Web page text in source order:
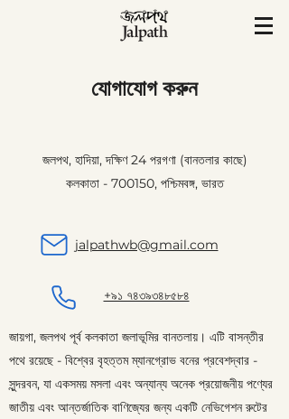
যোগাযোগ করুন
জলপথ, হাদিয়া, দক্ষিণ 24 পরগণা (বানতলার কাছে)
কলকাতা - 700150, পশ্চিমবঙ্গ, ভারত
jalpathwb@gmail.com
+৯১ ৭৪৩৯৩৪৮৫৮৪
জায়গা, জলপথ পূর্ব কলকাতা জলাভূমির বানতলায়। এটি বাসন্তীর
পথে রয়েছে - বিশ্বের বৃহত্তম ম্যানগ্রোভ বনের প্রবেশদ্বার -
সুন্দরবন, যা একসময় মসলা এবং অন্যান্য অনেক প্রয়োজনীয় পণ্যের
জাতীয় এবং আন্তর্জাতিক বাণিজ্যের জন্য একটি নেভিগেশন রুটের